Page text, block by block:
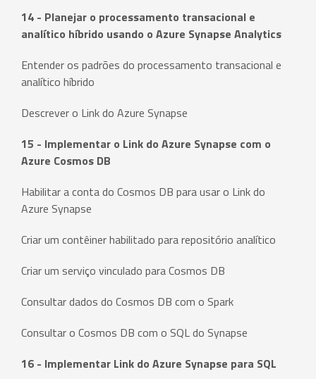
14 - Planejar o processamento transacional e
analítico híbrido usando o Azure Synapse Analytics
Entender os padrões do processamento transacional e
analítico híbrido
Descrever o Link do Azure Synapse
15 - Implementar o Link do Azure Synapse com o
Azure Cosmos DB
Habilitar a conta do Cosmos DB para usar o Link do
Azure Synapse
Criar um contêiner habilitado para repositório analítico
Criar um serviço vinculado para Cosmos DB
Consultar dados do Cosmos DB com o Spark
Consultar o Cosmos DB com o SQL do Synapse
16 - Implementar Link do Azure Synapse para SQL